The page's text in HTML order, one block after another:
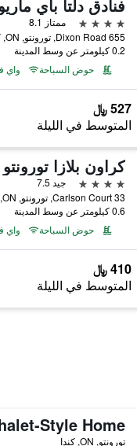
4 نجوم
ممتاز 8.1
655 Dixon Road, تورونتو, ON, كندا
0.2 كيلومتر عن وسط المدينة
حوض السباحة
واي
527 ﷼
المتوسط في الليلة
كراون بلازا
4 نجوم
جيد 7.5
33 Carlson Court, تورونتو, ON, كندا
0.6 كيلومتر عن وسط المدينة
حوض السباحة
واي
410 ﷼
المتوسط في الليلة
تورونتو, ON, كندا